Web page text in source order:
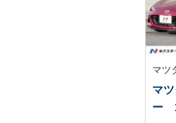
マツ
マ
ー